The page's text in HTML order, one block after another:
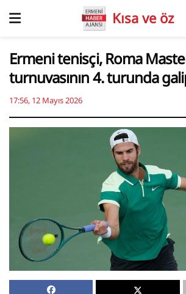
Kısa ve öz
Ermeni tenisçi, Roma
turnuvasının 4. turunda
17:56, 12 Mayıs 2026